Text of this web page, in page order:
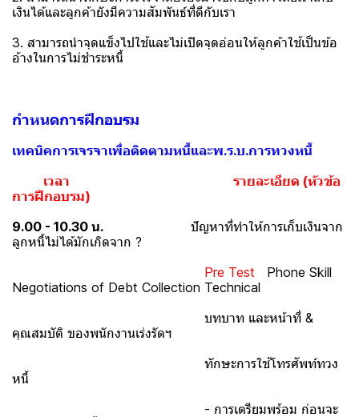
เงินได้และลูกค้ายังมีความสัมพันธ์ที่ดีกับเรา
3. สามารถนำจุดแข็งไปใช้และไม่เปิดจุดอ่อนให้ลูกค้าใช้เป็นข้อ
อ้างในการไม่ชำระหนี้
กำหนดการฝึกอบรม
เทคนิคการเจรจาเพื่อติดตามหนี้และพ.ร.บ.การทวงหนี้
เวลา
รายละเอียด (หัวข้อ
การฝึกอบรม)
9.00 - 10.30 น.
ปัญหาที่ทำให้การเก็บเงินจาก
ลูกหนี้ไม่ได้มักเกิดจาก ?
Pre Test Phone Skill
Negotiations of Debt Collection Technical
บทบาท และหน้าที่ &
คุณสมบัติ ของพนักงานเร่งรัดฯ
ทักษะการใช้โทรศัพท์ทวง
หนี้
- การเตรียมพร้อม ก่อนจะ